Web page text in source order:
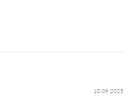
10.09.2025